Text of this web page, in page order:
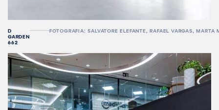
D
GARDEN
662
FOTOGRAFIA: SALVATORE ELEFANTE, RAFAEL VARGAS, MARTA